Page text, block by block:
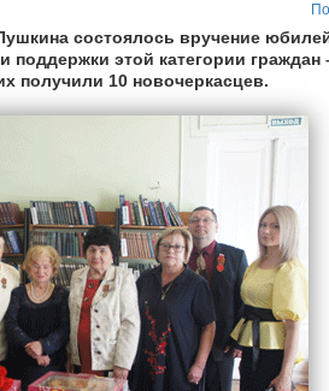
состоялось вручение
поддержки этой категории
получили 10 новочеркасцев.